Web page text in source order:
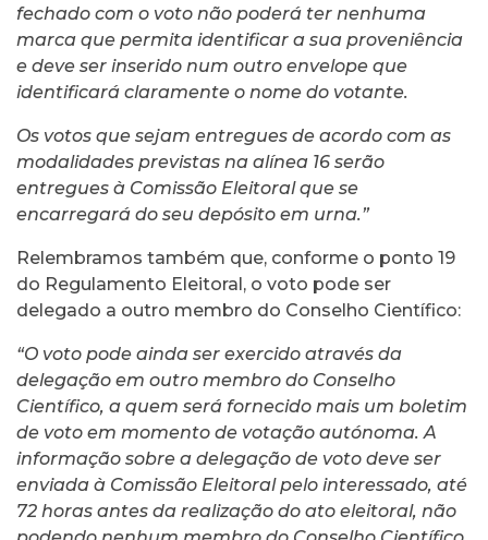
fechado com o voto não poderá ter nenhuma
marca que permita identificar a sua proveniência
e deve ser inserido num outro envelope que
identificará claramente o nome do votante.
Os votos que sejam entregues de acordo com as
modalidades previstas na alínea 16 serão
entregues à Comissão Eleitoral que se
encarregará do seu depósito em urna.”
Relembramos também que, conforme o ponto 19
do Regulamento Eleitoral, o voto pode ser
delegado a outro membro do Conselho Científico:
“O voto pode ainda ser exercido através da
delegação em outro membro do Conselho
Científico, a quem será fornecido mais um boletim
de voto em momento de votação autónoma. A
informação sobre a delegação de voto deve ser
enviada à Comissão Eleitoral pelo interessado, até
72 horas antes da realização do ato eleitoral, não